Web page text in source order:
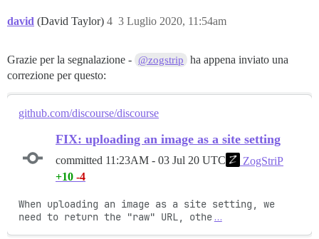
david (David Taylor) 3 Luglio 2020, 11:54am
4
Grazie per la segnalazione - @zogstrip
ha appena inviato una
correzione per questo:
github.com/discourse/discourse
FIX: uploading an image as a site setting
committed 11:23AM - 03 Jul 20 UTC
ZogStriP
+10 -4
When uploading an image as a site setting, we
need to return the "raw" URL, othe …